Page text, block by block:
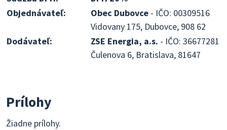
Objednávateľ:
Obec Dubovce - IČO: 00309516
Vidovany 175, Dubovce, 908 62
Dodávateľ:
ZSE Energia, a.s. - IČO: 36677281
Čulenova 6, Bratislava, 81647
Prílohy
Žiadne prílohy.